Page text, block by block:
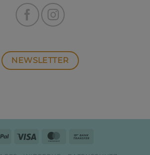
NEWSLETTER
PayPal Visa MasterCard